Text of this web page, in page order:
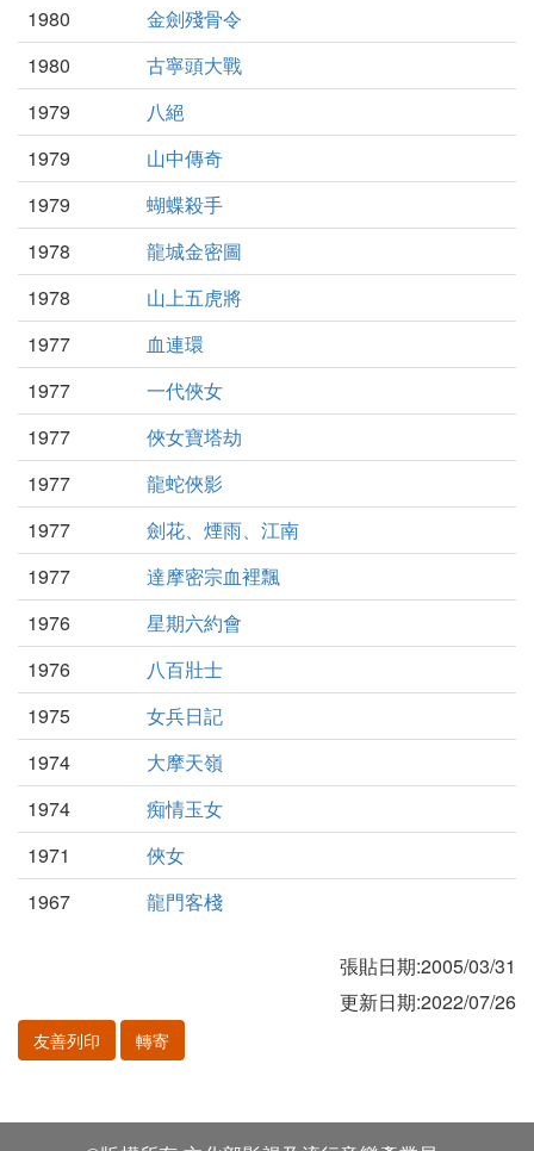
1980
金劍殘骨令
1980
古寧頭大戰
1979
八絕
1979
山中傳奇
1979
蝴蝶殺手
1978
龍城金密圖
1978
山上五虎將
1977
血連環
1977
一代俠女
1977
俠女寶塔劫
1977
龍蛇俠影
1977
劍花、煙雨、江南
1977
達摩密宗血裡飄
1976
星期六約會
1976
八百壯士
1975
女兵日記
1974
大摩天嶺
1974
痴情玉女
1971
俠女
1967
龍門客棧
張貼日期:2005/03/31
更新日期:2022/07/26
友善列印 轉寄